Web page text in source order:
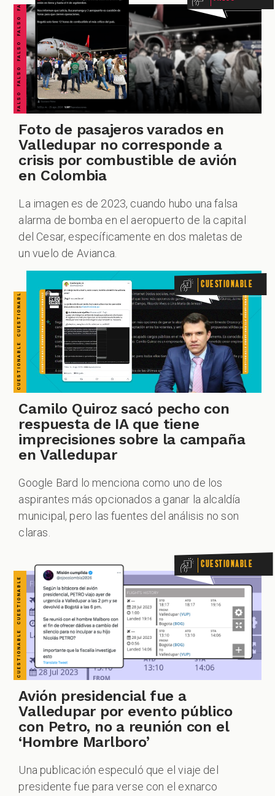
PODCAST
ZOOM
Foto de pasajeros varados en
Valledupar no corresponde a
crisis por combustible de avión
en Colombia
La imagen es de 2023, cuando hubo una falsa
alarma de bomba en el aeropuerto de la capital
del Cesar, específicamente en dos maletas de
un vuelo de Avianca.
CUESTIONABLE CUESTIONABLE CUESTIONABLE CUESTIONABLE CUESTIONABLE CUESTIONABLE CUESTIONABLE Cuestionable
Camilo Quiroz sacó pecho con
respuesta de IA que tiene
imprecisiones sobre la campaña
en Valledupar
Google Bard lo menciona como uno de los
aspirantes más opcionados a ganar la alcaldía
municipal, pero las fuentes del análisis no son
claras.
CUESTIONABLE CUESTIONABLE CUESTIONABLE CUESTIONABLE CUESTIONABLE CUESTIONABLE CUESTIONABLE Cuestionable
Avión presidencial fue a
Valledupar por evento público
con Petro, no a reunión con el
‘Hombre Marlboro’
Una publicación especuló que el viaje del
presidente fue para verse con el exnarco